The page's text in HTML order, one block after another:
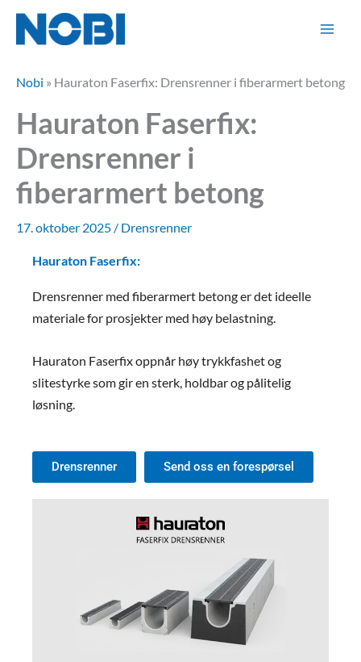
Hopp
innholdet
Nobi » Hauraton Faserfix: Drensrenner i fiberarmert betong
Hauraton Faserfix:
Drensrenner i
fiberarmert betong
17. oktober 2025 / Drensrenner
Hauraton Faserfix:
Drensrenner med fiberarmert betong er det ideelle
materiale for prosjekter med høy belastning.
Hauraton Faserfix oppnår høy trykkfashet og
slitestyrke som gir en sterk, holdbar og pålitelig
løsning.
Drensrenner Send oss en forespørsel